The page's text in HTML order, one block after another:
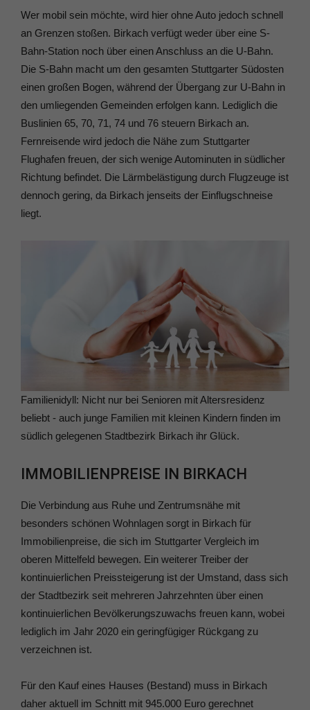
Wer mobil sein möchte, wird hier ohne Auto jedoch schnell
an Grenzen stoßen. Birkach verfügt weder über eine S-
Bahn-Station noch über einen Anschluss an die U-Bahn.
Die S-Bahn macht um den gesamten Stuttgarter Südosten
einen großen Bogen, während der Übergang zur U-Bahn in
den umliegenden Gemeinden erfolgen kann. Lediglich die
Buslinien 65, 70, 71, 74 und 76 steuern Birkach an.
Fernreisende wird jedoch die Nähe zum Stuttgarter
Flughafen freuen, der sich wenige Autominuten in südlicher
Richtung befindet. Die Lärmbelästigung durch Flugzeuge ist
dennoch gering, da Birkach jenseits der Einflugschneise
liegt.
Familienidyll: Nicht nur bei Senioren mit Altersresidenz
beliebt - auch junge Familien mit kleinen Kindern finden im
südlich gelegenen Stadtbezirk Birkach ihr Glück.
IMMOBILIENPREISE IN BIRKACH
Die Verbindung aus Ruhe und Zentrumsnähe mit
besonders schönen Wohnlagen sorgt in Birkach für
Immobilienpreise, die sich im Stuttgarter Vergleich im
oberen Mittelfeld bewegen. Ein weiterer Treiber der
kontinuierlichen Preissteigerung ist der Umstand, dass sich
der Stadtbezirk seit mehreren Jahrzehnten über einen
kontinuierlichen Bevölkerungszuwachs freuen kann, wobei
lediglich im Jahr 2020 ein geringfügiger Rückgang zu
verzeichnen ist.
Für den Kauf eines Hauses (Bestand) muss in Birkach
daher aktuell im Schnitt mit 945.000 Euro gerechnet